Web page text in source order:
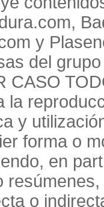
y
del
CASO
la
y
forma o
en
o